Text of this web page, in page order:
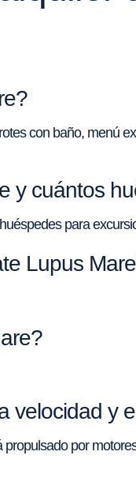
con baño, menú
y cuántos
para
Lupus
velocidad y
por